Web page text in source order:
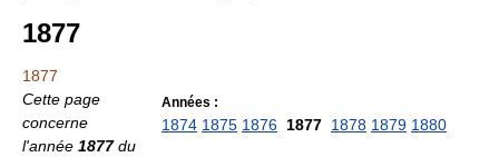
1877
1877
Années :
1874 1875 1876 1877 1878 1879 1880
Cette page
concerne
l'année 1877du